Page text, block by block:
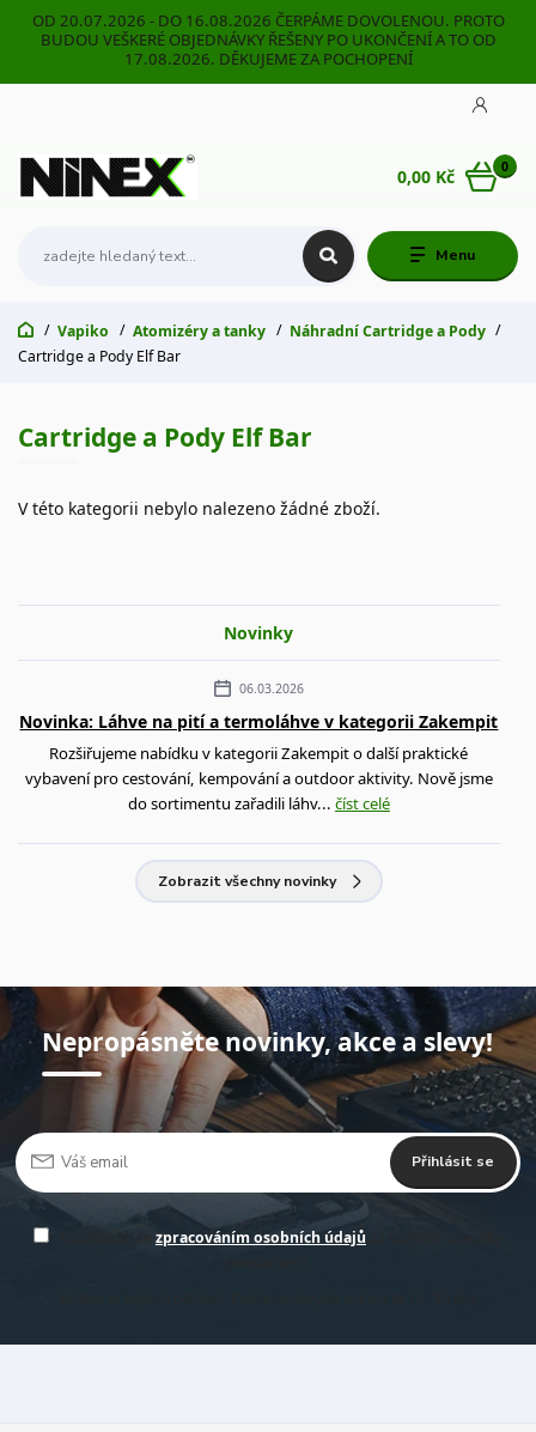
OD 20.07.2026 - DO 16.08.2026 ČERPÁME DOVOLENOU. PROTO
BUDOU VEŠKERÉ OBJEDNÁVKY ŘEŠENY PO UKONČENÍ A TO OD
17.08.2026. DĚKUJEME ZA POCHOPENÍ
Menu
0
0,00 Kč
Vapiko Atomizéry a tanky
Náhradní Cartridge a Pody
Cartridge a Pody Elf Bar
Cartridge a Pody Elf Bar
V této kategorii nebylo nalezeno žádné zboží.
Novinky
06.03.2026
Novinka: Láhve na pití a termoláhve v kategorii Zakempit
Rozšiřujeme nabídku v kategorii Zakempit o další praktické
vybavení pro cestování, kempování a outdoor aktivity. Nově jsme
do sortimentu zařadili láhv... číst celé
Zobrazit všechny novinky
Nepropásněte novinky, akce a slevy!
Přihlásit se
zpracováním osobních údajů